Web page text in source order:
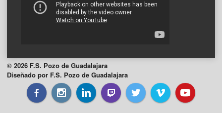
© 2026 F.S. Pozo de Guadalajara
Diseñado por F.S. Pozo de Guadalajara